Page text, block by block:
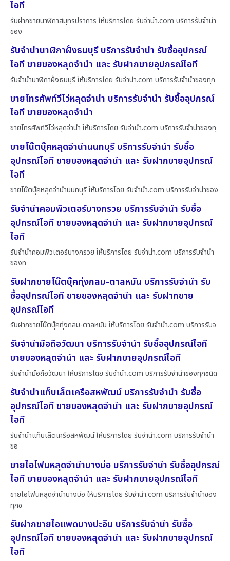
ไอที
รับฝากขายนาฬิกาสมุทรปราการ ให้บริการโดย รับจํานํา.com บริการรับจำนำ
ของ
รับจำนำนาฬิกาฝั่งธนบุรี บริการรับจำนำ รับซื้ออุปกรณ์
ไอที ขายของหลุดจำนำ และ รับฝากขายอุปกรณ์ไอที
รับจำนำนาฬิกาฝั่งธนบุรี ให้บริการโดย รับจํานํา.com บริการรับจำนำของทุก
ขายโทรศัพท์วีโว่หลุดจำนำ บริการรับจำนำ รับซื้ออุปกรณ์
ไอที ขายของหลุดจำนำ
ขายโทรศัพท์วีโว่หลุดจำนำ ให้บริการโดย รับจํานํา.com บริการรับจำนำของทุ
ขายโน๊ตบุ๊คหลุดจำนำนนทบุรี บริการรับจำนำ รับซื้อ
อุปกรณ์ไอที ขายของหลุดจำนำ และ รับฝากขายอุปกรณ์
ไอที
ขายโน๊ตบุ๊คหลุดจำนำนนทบุรี ให้บริการโดย รับจํานํา.com บริการรับจำนำของ
รับจำนำคอมพิวเตอร์บางกรวย บริการรับจำนำ รับซื้อ
อุปกรณ์ไอที ขายของหลุดจำนำ และ รับฝากขายอุปกรณ์
ไอที
รับจำนำคอมพิวเตอร์บางกรวย ให้บริการโดย รับจํานํา.com บริการรับจำนำ
ของท
รับฝากขายโน๊ตบุ๊คทุ่งกลม-ตาลหมัน บริการรับจำนำ รับ
ซื้ออุปกรณ์ไอที ขายของหลุดจำนำ และ รับฝากขาย
อุปกรณ์ไอที
รับฝากขายโน๊ตบุ๊คทุ่งกลม-ตาลหมัน ให้บริการโดย รับจํานํา.com บริการรับจ
รับจำนำมือถือวัฒนา บริการรับจำนำ รับซื้ออุปกรณ์ไอที
ขายของหลุดจำนำ และ รับฝากขายอุปกรณ์ไอที
รับจำนำมือถือวัฒนา ให้บริการโดย รับจํานํา.com บริการรับจำนำของทุกชนิด
รับจำนำแท็บเล็ตเครือสหพัฒน์ บริการรับจำนำ รับซื้อ
อุปกรณ์ไอที ขายของหลุดจำนำ และ รับฝากขายอุปกรณ์
ไอที
รับจำนำแท็บเล็ตเครือสหพัฒน์ ให้บริการโดย รับจํานํา.com บริการรับจำนำ
ขอ
ขายไอโฟนหลุดจำนำบางบ่อ บริการรับจำนำ รับซื้ออุปกรณ์
ไอที ขายของหลุดจำนำ และ รับฝากขายอุปกรณ์ไอที
ขายไอโฟนหลุดจำนำบางบ่อ ให้บริการโดย รับจํานํา.com บริการรับจำนำของ
ทุกช
รับฝากขายไอแพดบางปะอิน บริการรับจำนำ รับซื้อ
อุปกรณ์ไอที ขายของหลุดจำนำ และ รับฝากขายอุปกรณ์
ไอที